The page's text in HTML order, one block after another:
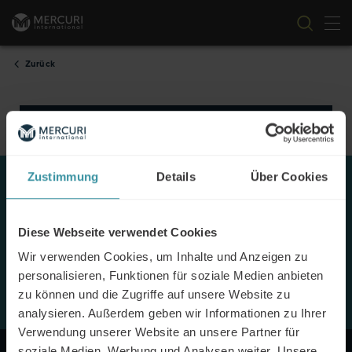
Zustimmung Details Über Cookies
Diese Webseite verwendet Cookies
Wir verwenden Cookies, um Inhalte und Anzeigen zu
personalisieren, Funktionen für soziale Medien anbieten
zu können und die Zugriffe auf unsere Website zu
analysieren. Außerdem geben wir Informationen zu Ihrer
Verwendung unserer Website an unsere Partner für
Zum Inhalt springen
Zurück
Toll, dass Sie da sind! Wir freuen uns über Ihr
Interesse und kommen direkt auf Sie zu.
INHALTSBESCHREIBUNG DES
LERNPFADS